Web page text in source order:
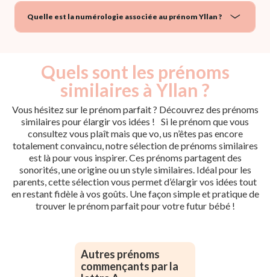
Quelle est la numérologie associée au prénom Yllan ?
Quels sont les prénoms
similaires à Yllan ?
Vous hésitez sur le prénom parfait ? Découvrez des prénoms
similaires pour élargir vos idées ! Si le prénom que vous
consultez vous plaît mais que vo, us n’êtes pas encore
totalement convaincu, notre sélection de prénoms similaires
est là pour vous inspirer. Ces prénoms partagent des
sonorités, une origine ou un style similaires. Idéal pour les
parents, cette sélection vous permet d’élargir vos idées tout
en restant fidèle à vos goûts. Une façon simple et pratique de
trouver le prénom parfait pour votre futur bébé !
Autres prénoms
commençants par la